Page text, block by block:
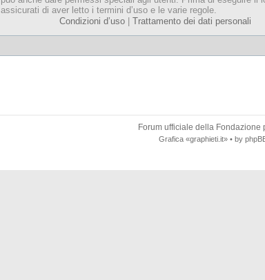
assicurati di aver letto i termini d’uso e le varie regole.
Condizioni d’uso
Trattamento dei dati personali
Forum ufficiale della Fondazione
Grafica «graphieti.it» • by